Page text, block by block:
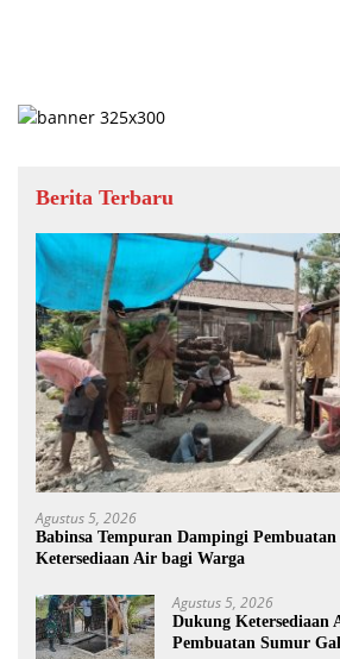
Berita Terbaru
Agustus 5, 2026
Babinsa Tempuran Dampingi
Ketersediaan Air bagi Warga
Agustus 5, 2026
Dukung Ketersediaan
Pembuatan Sumur